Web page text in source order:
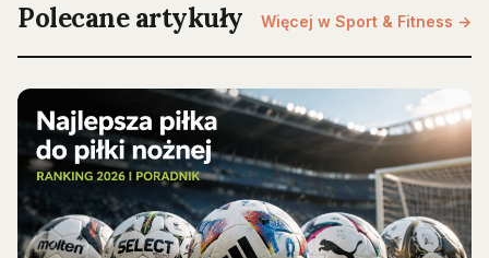
Polecane artykuły Więcej w Sport & Fitness →